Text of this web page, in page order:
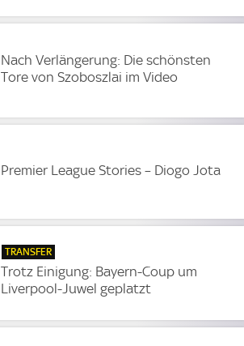
Nach Verlängerung: Die schönsten
Tore von Szoboszlai im Video
Premier League Stories – Diogo Jota
TRANSFER
Trotz Einigung: Bayern-Coup um
Liverpool-Juwel geplatzt